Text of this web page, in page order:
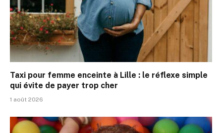
Taxi pour femme enceinte à Lille : le réflexe simple
qui évite de payer trop cher
1 août 2026